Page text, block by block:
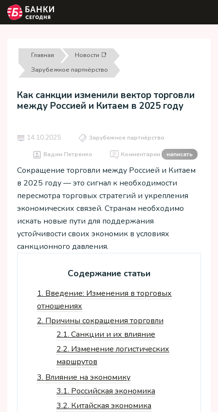
Главная
Новости 📑
Зарубежное партнёрство
Как санкции изменили вектор торговли
между Россией и Китаем в 2025 году
14.10.2025 Зарубежное партнёрство
Вадим Петренко Комментарии написать
Сокращение торговли между Россией и Китаем
в 2025 году — это сигнал к необходимости
пересмотра торговых стратегий и укрепления
экономических связей. Странам необходимо
искать новые пути для поддержания
устойчивости своих экономик в условиях
санкционного давления.
Содержание статьи
1. Введение: Изменения в торговых
отношениях
2. Причины сокращения торговли
2.1. Санкции и их влияние
2.2. Изменение логистических
маршрутов
3. Влияние на экономику
3.1. Российская экономика
3.2. Китайская экономика